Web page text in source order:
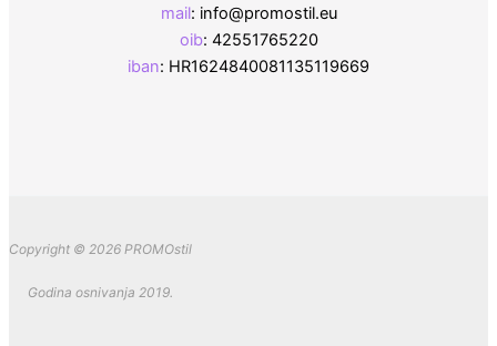
mail: info@promostil.eu
oib: 42551765220
iban: HR1624840081135119669
Copyright © 2026 PROMOstil
Godina osnivanja 2019.